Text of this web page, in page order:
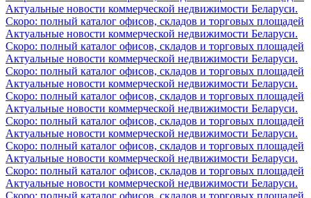
Актуальные новости коммерческой недвижимости Беларуси.
Скоро: полный каталог офисов, складов и торговых площадей
Актуальные новости коммерческой недвижимости Беларуси.
Скоро: полный каталог офисов, складов и торговых площадей
Актуальные новости коммерческой недвижимости Беларуси.
Скоро: полный каталог офисов, складов и торговых площадей
Актуальные новости коммерческой недвижимости Беларуси.
Скоро: полный каталог офисов, складов и торговых площадей
Актуальные новости коммерческой недвижимости Беларуси.
Скоро: полный каталог офисов, складов и торговых площадей
Актуальные новости коммерческой недвижимости Беларуси.
Скоро: полный каталог офисов, складов и торговых площадей
Актуальные новости коммерческой недвижимости Беларуси.
Скоро: полный каталог офисов, складов и торговых площадей
Актуальные новости коммерческой недвижимости Беларуси.
Скоро: полный каталог офисов, складов и торговых площадей